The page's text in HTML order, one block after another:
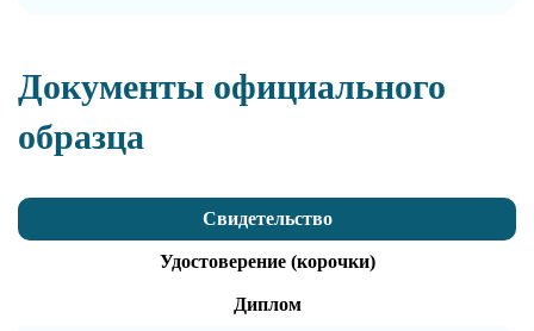
Документы официального
образца
Свидетельство
Удостоверение (корочки)
Диплом